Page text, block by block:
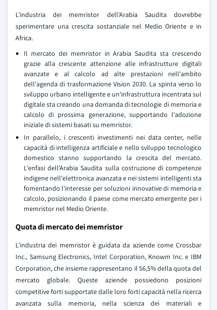
L'industria dei memristor dell'Arabia Saudita dovrebbe
sperimentare una crescita sostanziale nel Medio Oriente e in
Africa.
Il mercato dei memristor in Arabia Saudita sta crescendo
grazie alla crescente attenzione alle infrastrutture digitali
avanzate e al calcolo ad alte prestazioni nell'ambito
dell'agenda di trasformazione Vision 2030. La spinta verso lo
sviluppo urbano intelligente e un'infrastruttura incentrata sul
digitale sta creando una domanda di tecnologie di memoria e
calcolo di prossima generazione, supportando l'adozione
iniziale di sistemi basati su memristor.
In parallelo, i crescenti investimenti nei data center, nelle
capacità di intelligenza artificiale e nello sviluppo tecnologico
domestico stanno supportando la crescita del mercato.
L'enfasi dell'Arabia Saudita sulla costruzione di competenze
indigene nell'elettronica avanzata e nei sistemi intelligenti sta
fomentando l'interesse per soluzioni innovative di memoria e
calcolo, posizionando il paese come mercato emergente per i
memristor nel Medio Oriente.
Quota di mercato dei memristor
L'industria dei memristor è guidata da aziende come Crossbar
Inc., Samsung Electronics, Intel Corporation, Knowm Inc. e IBM
Corporation, che insieme rappresentano il 56,5% della quota del
mercato globale. Queste aziende possiedono posizioni
competitive forti supportate dalle loro forti capacità nella ricerca
avanzata sulla memoria, nella scienza dei materiali e